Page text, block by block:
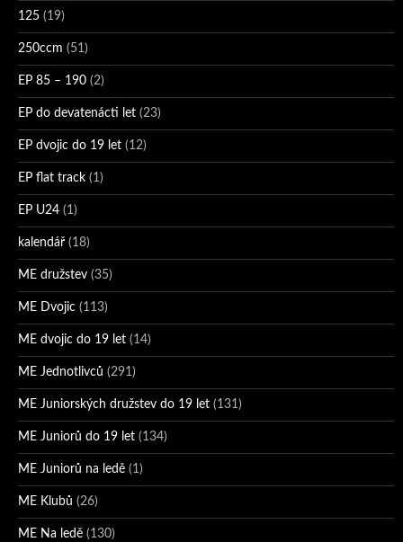
125 (19)
250ccm (51)
EP 85 – 190 (2)
EP do devatenácti let (23)
EP dvojic do 19 let (12)
EP flat track (1)
EP U24 (1)
kalendář (18)
ME družstev (35)
ME Dvojic (113)
ME dvojic do 19 let (14)
ME Jednotlivců (291)
ME Juniorských družstev do 19 let (131)
ME Juniorů do 19 let (134)
ME Juniorů na ledě (1)
ME Klubů (26)
ME Na ledě (130)